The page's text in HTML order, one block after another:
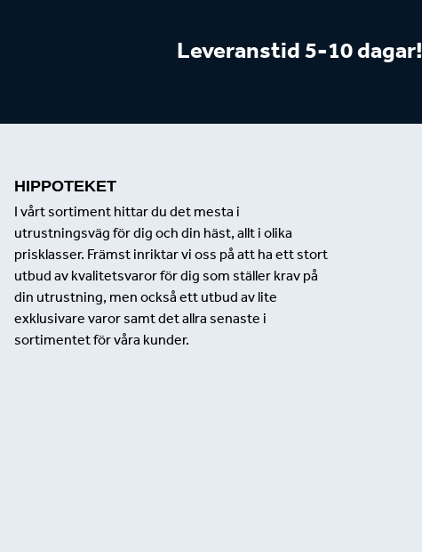
Leveranstid 5-10 dagar!
HIPPOTEKET
I vårt sortiment hittar du det mesta i
utrustningsväg för dig och din häst, allt i olika
prisklasser. Främst inriktar vi oss på att ha ett stort
utbud av kvalitetsvaror för dig som ställer krav på
din utrustning, men också ett utbud av lite
exklusivare varor samt det allra senaste i
sortimentet för våra kunder.